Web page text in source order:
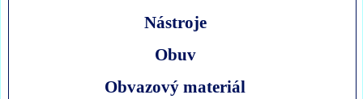
Nástroje
Obuv
Obvazový materiál